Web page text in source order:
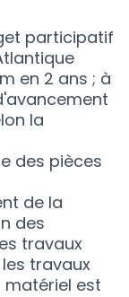
participatif
en 2 ans ; à
la
des pièces
de la
des
travaux
les travaux
matériel est